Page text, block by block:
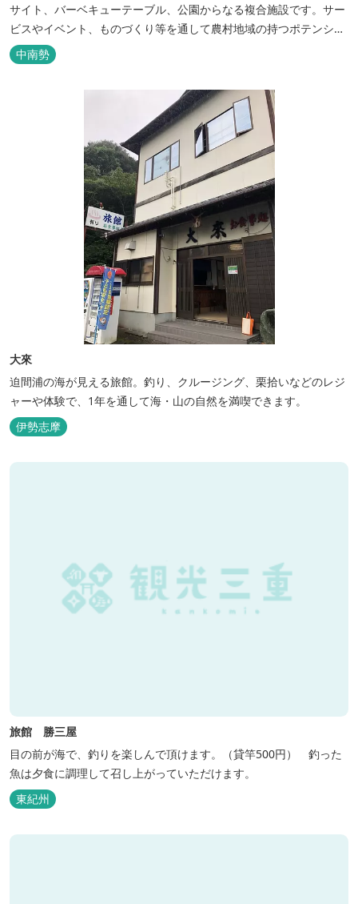
サイト、バーベキューテーブル、公園からなる複合施設です。サー
ビスやイベント、ものづくり等を通して農村地域の持つポテンシャ
ルを発信しています。 めだかやタガメなど水生生物が生息し、初夏
にはホタルが飛び交う「メダカ池」や、約９０００本のあじさいが
い田舎にタイムスリップしてみま...
中南勢
大來
迫間浦の海が見える旅館。釣り、クルージング、栗拾いなどのレジ
ャーや体験で、1年を通して海・山の自然を満喫できます。
伊勢志摩
旅館 勝三屋
目の前が海で、釣りを楽しんで頂けます。（貸竿500円） 釣った
魚は夕食に調理して召し上がっていただけます。
東紀州